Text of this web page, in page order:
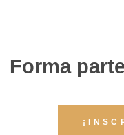
Forma